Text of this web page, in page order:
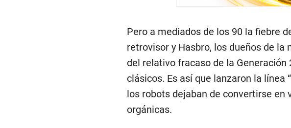
Pero a mediados de los 90 la fiebre
retrovisor y Hasbro, los dueños de
del relativo fracaso de la
clásicos. Es así que lanzaron la línea
los robots dejaban de convertirse
orgánicas.